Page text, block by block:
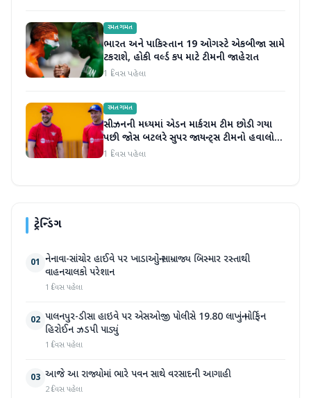
રમતગમત
ભારત અને પાકિસ્તાન 19 ઓગસ્ટે એકબીજા સામે
ટકરાશે, હોકી વર્લ્ડ કપ માટે ટીમની જાહેરાત
1 દિવસ પહેલા
રમતગમત
સીઝનની મધ્યમાં એડન માર્કરામ ટીમ છોડી ગયા
પછી જોસ બટલરે સુપર જાયન્ટ્સ ટીમનો હવાલો
સંભાળ્યો
1 દિવસ પહેલા
ટ્રેન્ડિંગ
01 નેનાવા-સાંચોર હાઈવે પર ખાડાઓનું સામ્રાજ્ય બિસ્માર રસ્તાથી
વાહનચાલકો પરેશાન
1 દિવસ પહેલા
02 પાલનપુર-ડીસા હાઇવે પર એસઓજી પોલીસે 19.80 લાખનું મોર્ફિન
હિરોઈન ઝડપી પાડ્યું
1 દિવસ પહેલા
03 આજે આ રાજ્યોમાં ભારે પવન સાથે વરસાદની આગાહી
2 દિવસ પહેલા